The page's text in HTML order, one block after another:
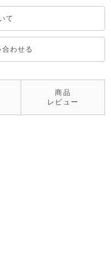
て
わせる
商品
レビュー